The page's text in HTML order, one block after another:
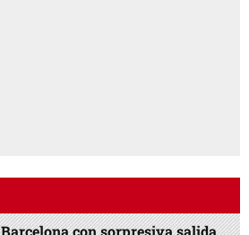
Barcelona con sorpresiva salida